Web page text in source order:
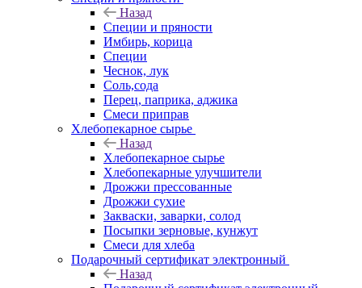
Назад
Специи и пряности
Имбирь, корица
Специи
Чеснок, лук
Соль,сода
Перец, паприка, аджика
Смеси приправ
Хлебопекарное сырье
Назад
Хлебопекарное сырье
Хлебопекарные улучшители
Дрожжи прессованные
Дрожжи сухие
Закваски, заварки, солод
Посыпки зерновые, кунжут
Смеси для хлеба
Подарочный сертификат электронный
Назад